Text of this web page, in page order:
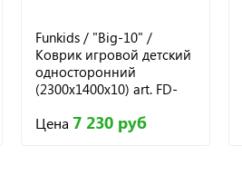
Funkids / "Big-10" /
Коврик игровой детский
односторонний
(2300х1400х10) art. FD-
Цена 7 230 руб